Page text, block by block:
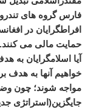
فارس گروه های تندرو
افراطگرایان در
حمایت مالی می کنند.
آیا اسلامگرایان به
خواهیم آنها به هدف
مواجه شوند؛ چون
جایگزین( استراتژی